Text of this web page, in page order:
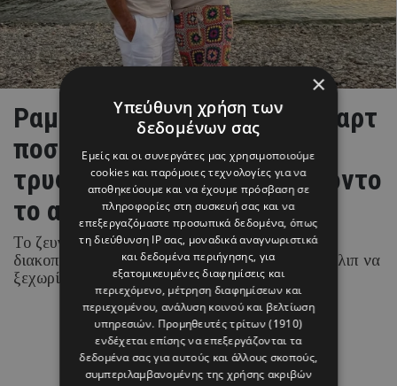
Ραμόνα & Τορναρίτης: Οι «καρτ
ποστάλ» από το Ιόνιο και το
τρυφερό στιγμιότυπο με φόντο
το απέραντο γαλάζιο
Το ζευγάρι απολαμβάνει τις καλοκαιρινές του
διακοπές στα νησιά του Ιονίου, με τη Ραμόνα Φίλιπ να
ξεχωρίζει για τα chic beach και resort looks της.
07 ΑΥΓΟΥΣΤΟΥ 26 - 15:45
Μαρία Καραμάνου
×
Υπεύθυνη χρήση των
δεδομένων σας
Εμείς και οι συνεργάτες μας χρησιμοποιούμε
cookies και παρόμοιες τεχνολογίες για να
αποθηκεύουμε και να έχουμε πρόσβαση σε
πληροφορίες στη συσκευή σας και να
επεξεργαζόμαστε προσωπικά δεδομένα, όπως
τη διεύθυνση IP σας, μοναδικά αναγνωριστικά
και δεδομένα περιήγησης, για
εξατομικευμένες διαφημίσεις και
περιεχόμενο, μέτρηση διαφημίσεων και
περιεχομένου, ανάλυση κοινού και βελτίωση
υπηρεσιών. Προμηθευτές τρίτων (1910)
ενδέχεται επίσης να επεξεργάζονται τα
δεδομένα σας για αυτούς και άλλους σκοπούς,
συμπεριλαμβανομένης της χρήσης ακριβών